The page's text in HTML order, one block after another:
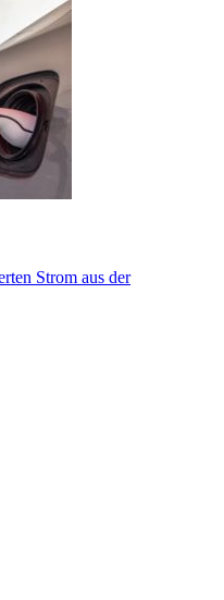
Strom aus der